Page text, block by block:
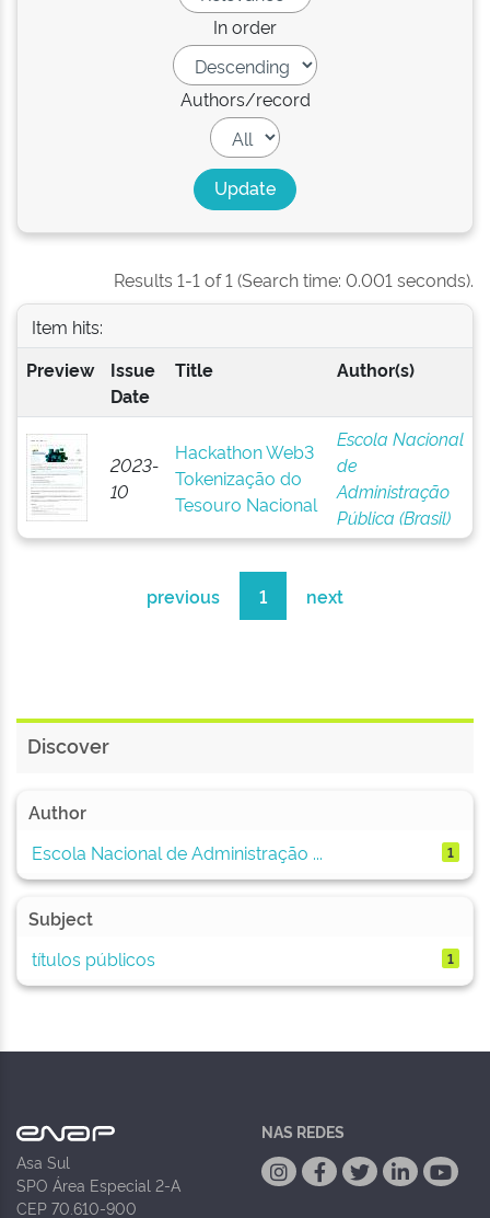
In order
Authors/record
Results 1-1 of 1 (Search time: 0.001 seconds).
Item hits:
Preview
Issue
Date
Title Author(s)
2023-
10
Hackathon Web3
Tokenização do
Tesouro Nacional
Escola Nacional
de
Administração
Pública (Brasil)
previous 1 next
Discover
Author
Escola Nacional de Administração ...
1
Subject
títulos públicos
1
Asa Sul
SPO Área Especial 2-A
CEP 70.610-900
NAS REDES